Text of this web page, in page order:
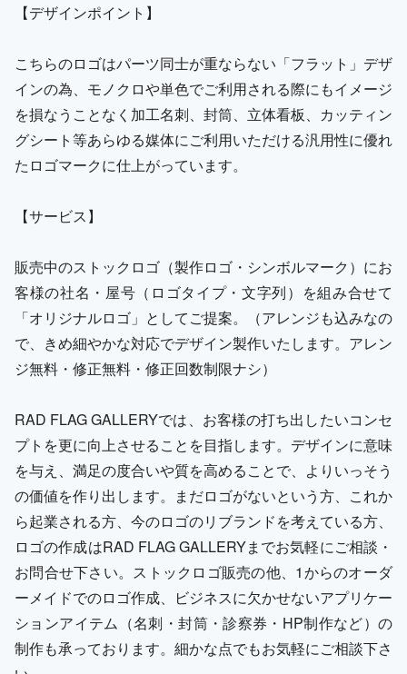
【デザインポイント】
こちらのロゴはパーツ同士が重ならない「フラット」デザ
インの為、モノクロや単色でご利用される際にもイメージ
を損なうことなく加工名刺、封筒、立体看板、カッティン
グシート等あらゆる媒体にご利用いただける汎用性に優れ
たロゴマークに仕上がっています。
【サービス】
販売中のストックロゴ（製作ロゴ・シンボルマーク）にお
客様の社名・屋号（ロゴタイプ・文字列）を組み合せて
「オリジナルロゴ」としてご提案。（アレンジも込みなの
で、きめ細やかな対応でデザイン製作いたします。アレン
ジ無料・修正無料・修正回数制限ナシ）
RAD FLAG GALLERYでは、お客様の打ち出したいコンセ
プトを更に向上させることを目指します。デザインに意味
を与え、満足の度合いや質を高めることで、よりいっそう
の価値を作り出します。まだロゴがないという方、これか
ら起業される方、今のロゴのリブランドを考えている方、
ロゴの作成はRAD FLAG GALLERYまでお気軽にご相談・
お問合せ下さい。ストックロゴ販売の他、1からのオーダ
ーメイドでのロゴ作成、ビジネスに欠かせないアプリケー
ションアイテム（名刺・封筒・診察券・HP制作など）の
制作も承っております。細かな点でもお気軽にご相談下さ